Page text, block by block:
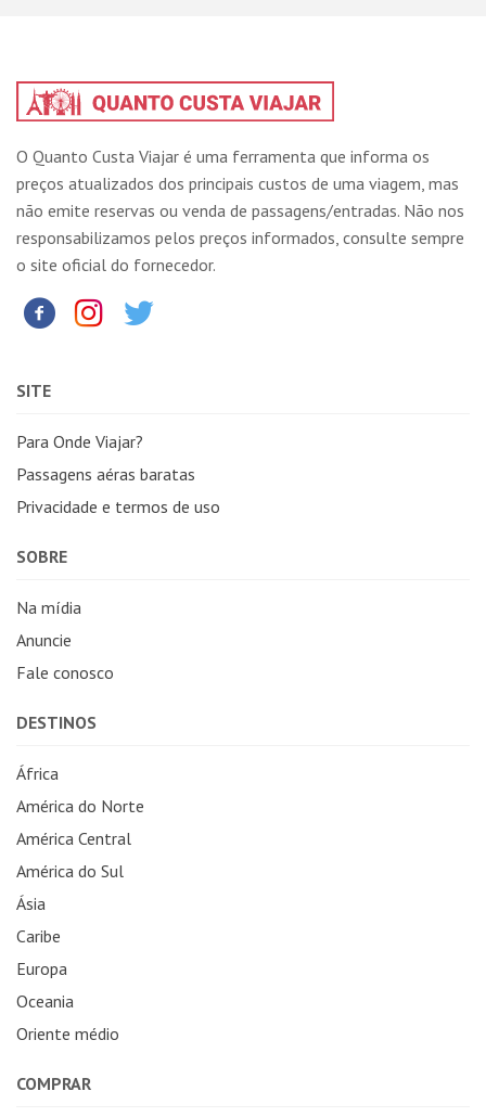
O Quanto Custa Viajar é uma ferramenta que informa os
preços atualizados dos principais custos de uma viagem, mas
não emite reservas ou venda de passagens/entradas. Não nos
responsabilizamos pelos preços informados, consulte sempre
o site oficial do fornecedor.
SITE
Para Onde Viajar?
Passagens aéras baratas
Privacidade e termos de uso
SOBRE
Na mídia
Anuncie
Fale conosco
DESTINOS
África
América do Norte
América Central
América do Sul
Ásia
Caribe
Europa
Oceania
Oriente médio
COMPRAR